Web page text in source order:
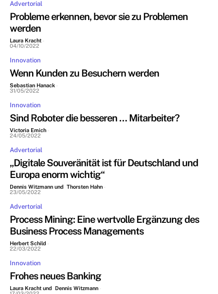
Advertorial
Probleme erkennen, bevor sie zu Problemen
werden
Laura Kracht -
04/10/2022
Innovation
Wenn Kunden zu Besuchern werden
Sebastian Hanack -
31/05/2022
Innovation
Sind Roboter die besseren … Mitarbeiter?
Victoria Emich -
24/05/2022
Advertorial
„Digitale Souveränität ist für Deutschland und
Europa enorm wichtig“
Dennis Witzmann und Thorsten Hahn -
23/05/2022
Advertorial
Process Mining: Eine wertvolle Ergänzung des
Business Process Managements
Herbert Schild -
22/03/2022
Innovation
Frohes neues Banking
Laura Kracht und Dennis Witzmann -